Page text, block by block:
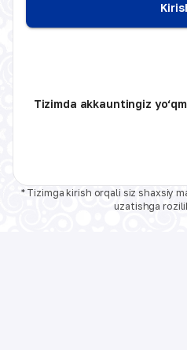
Tizimda akkauntingiz
* Tizimga kirish orqali siz shaxsiy
uzatishga